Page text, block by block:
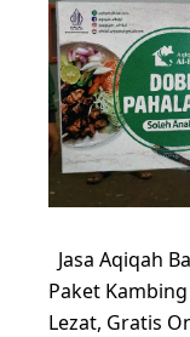
Jasa Aqiqah
Paket
Lezat, Gratis